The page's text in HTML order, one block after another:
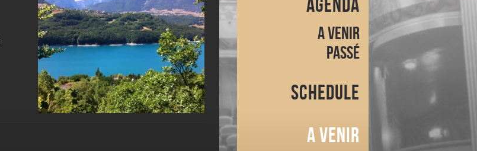
Agenda
A venir
Passé
Schedule
A venir